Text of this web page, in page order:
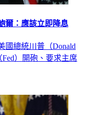
爾：應該立即降息
國總統川普（Donald
）開砲、要求主席